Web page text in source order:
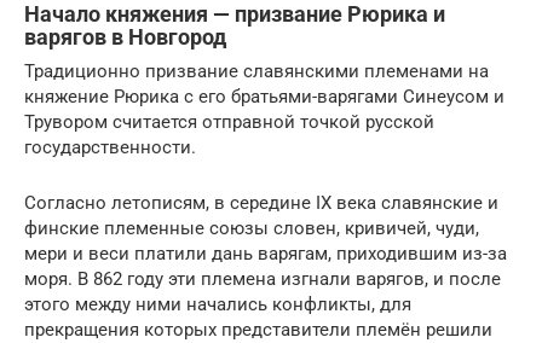
Начало княжения — призвание Рюрика и
варягов в Новгород
Традиционно призвание славянскими племенами на
княжение Рюрика с его братьями-варягами Синеусом и
Трувором считается отправной точкой русской
государственности.
Согласно летописям, в середине IX века славянские и
финские племенные союзы словен, кривичей, чуди,
мери и веси платили дань варягам, приходившим из-за
моря. В 862 году эти племена изгнали варягов, и после
этого между ними начались конфликты, для
прекращения которых представители племён решили